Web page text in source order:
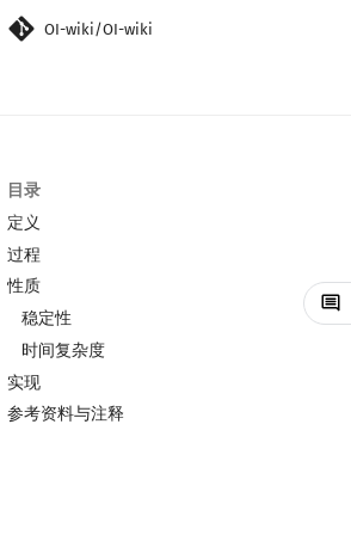
OI-wiki/OI-wiki
目录
定义
过程
性质
稳定性
时间复杂度
实现
参考资料与注释